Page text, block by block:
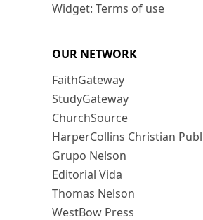
Widget: Terms of use
OUR NETWORK
FaithGateway
StudyGateway
ChurchSource
HarperCollins Christian
Grupo Nelson
Editorial Vida
Thomas Nelson
WestBow Press